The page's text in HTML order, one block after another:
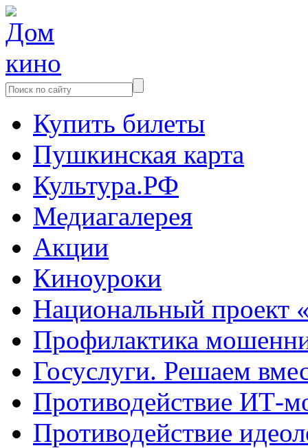
Купить билеты
Пушкинская карта
Культура.РФ
Медиагалерея
Акции
Киноуроки
Национальный проект
Профилактика
Госуслуги. Решаем
Противодействие ИТ-
Противодействие